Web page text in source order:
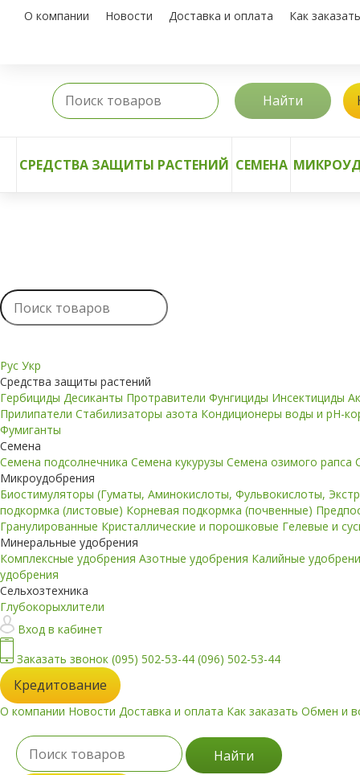
О компании Новости Доставка и оплата Как заказать
Найти
СРЕДСТВА ЗАЩИТЫ РАСТЕНИЙ СЕМЕНА
Рус Укр
Средства защиты растений
Гербициды Десиканты Протравители Фунгициды Инсектициды
Прилипатели Стабилизаторы азота Кондиционеры воды и pH-
Фумиганты
Семена
Семена подсолнечника Семена кукурузы Семена озимого рапса
Микроудобрения
Биостимуляторы (Гуматы, Аминокислоты, Фульвокислоты,
подкормка (листовые) Корневая подкормка (почвенные)
Гранулированные Кристаллические и порошковые Гелевые и
Минеральные удобрения
Комплексные удобрения Азотные удобрения Калийные
удобрения
Сельхозтехника
Глубокорыхлители
Вход в кабинет
Заказать звонок (095) 502-53-44 (096) 502-53-44
Кредитование
О компании Новости Доставка и оплата Как заказать Обмен и
Найти